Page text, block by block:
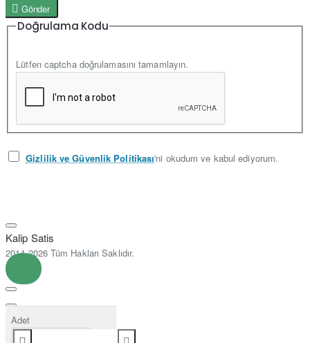
Adet
Gönder
Doğrulama Kodu
Lütfen captcha doğrulamasını tamamlayın.
Gizlilik ve Güvenlik Politikası'ni okudum ve kabul ediyorum.
Kalip Satis
2014-2026 Tüm Hakları Saklıdır.